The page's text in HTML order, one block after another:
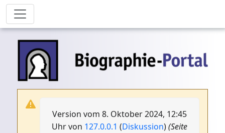
Version vom 8. Oktober 2024, 12:45
Uhr von 127.0.0.1 (Diskussion)(Seite